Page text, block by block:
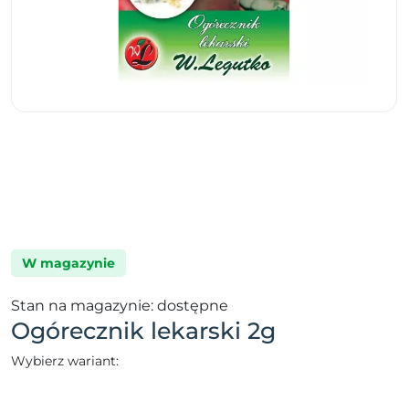
W magazynie
Stan na magazynie: dostępne
Ogórecznik lekarski 2g
Wybierz wariant: